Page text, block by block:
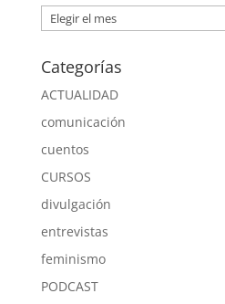
Archivos
Categorías
ACTUALIDAD
comunicación
cuentos
CURSOS
divulgación
entrevistas
feminismo
PODCAST